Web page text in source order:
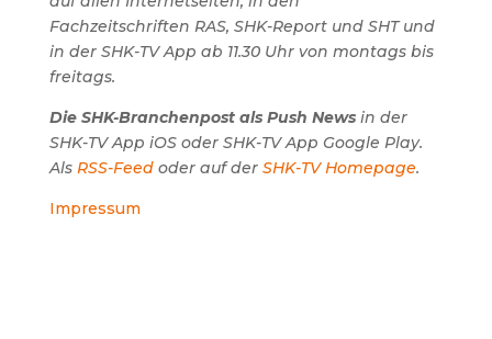
Fachzeitschriften RAS, SHK-Report und SHT und
in der SHK-TV App ab 11.30 Uhr von montags bis
freitags.
Die SHK-Branchenpost als Push Newsin der
SHK-TV App iOS oder SHK-TV App Google Play.
Als RSS-Feedoder auf der SHK-TV Homepage.
Impressum